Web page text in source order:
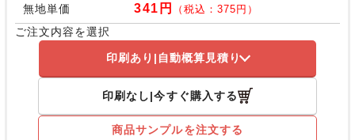
無地単価 341円 （税込：375円）
ご注文内容を選択
印刷あり 自動概算見積り
印刷なし 今すぐ購入する
商品サンプルを注文する